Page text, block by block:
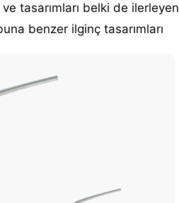
tasarımları belki de ilerleyen
benzer ilginç tasarımları